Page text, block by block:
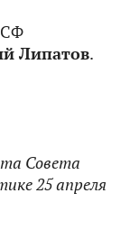
СФ
Липатов.
Совета
25 апреля